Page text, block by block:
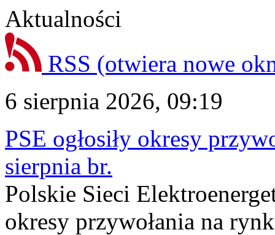
Aktualności
RSS (otwiera nowe
6 sierpnia 2026, 09:19
PSE ogłosiły okresy
sierpnia br.
Polskie Sieci
okresy przywołania na